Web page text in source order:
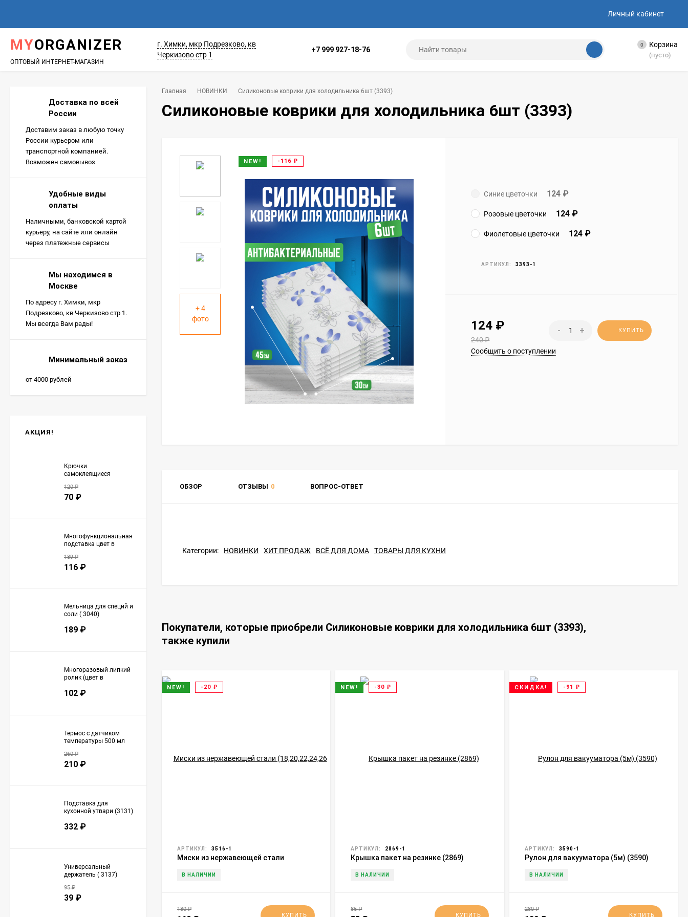
Личный кабинет
MYORGANIZER
ОПТОВЫЙ ИНТЕРНЕТ-МАГАЗИН
г. Химки, мкр Подрезково, кв
Черкизово стр 1
+7 999 927-18-76
0 Корзина
(пусто)
Главная НОВИНКИ Силиконовые коврики для холодильника 6шт (3393)
Силиконовые коврики для холодильника 6шт (3393)
+ 4
фото
NEW! -116 ₽
Синие цветочки 124 ₽
Розовые цветочки 124 ₽
Фиолетовые цветочки 124 ₽
АРТИКУЛ: 3393-1
124 ₽
240₽
- + КУПИТЬ
Сообщить о поступлении
ОБЗОР ОТЗЫВЫ 0 ВОПРОС-ОТВЕТ
Категории: НОВИНКИ ХИТ ПРОДАЖ ВСЁ ДЛЯ ДОМА ТОВАРЫ ДЛЯ КУХНИ
Покупатели, которые приобрели Силиконовые коврики для холодильника 6шт (3393),
также купили
NEW! -20 ₽
АРТИКУЛ: 3516-1
Миски из нержавеющей стали
В НАЛИЧИИ
180₽
КУПИТЬ
NEW! -30 ₽
АРТИКУЛ: 2869-1
Крышка пакет на резинке (2869)
В НАЛИЧИИ
85₽
КУПИТЬ
СКИДКА! -91 ₽
АРТИКУЛ: 3590-1
Рулон для вакууматора (5м) (3590)
В НАЛИЧИИ
280₽
КУПИТЬ
Доставка по всей
России
Доставим заказ в любую точку
России курьером или
транспортной компанией.
Возможен самовывоз
Удобные виды
оплаты
Наличными, банковской картой
курьеру, на сайте или онлайн
через платежные сервисы
Мы находимся в
Москве
По адресу г. Химки, мкр
Подрезково, кв Черкизово стр 1.
Мы всегда Вам рады!
Минимальный заказ
от 4000 рублей
АКЦИЯ!
Крючки
самоклеящиеся
120₽
70 ₽
Многофункциональная
подставка цвет в
189₽
116 ₽
Мельница для специй и
соли ( 3040)
189 ₽
Многоразовый липкий
ролик (цвет в
102 ₽
Термос с датчиком
температуры 500 мл
260₽
210 ₽
Подставка для
кухонной утвари (3131)
332 ₽
Универсальный
держатель ( 3137)
95₽
39 ₽